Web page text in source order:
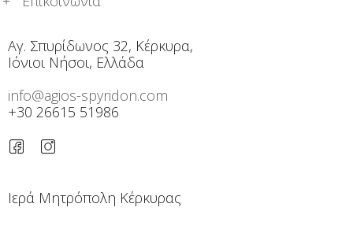
Αγ. Σπυρίδωνος 32, Κέρκυρα,
Ιόνιοι Νήσοι, Ελλάδα
info@agios-spyridon.com
+30 26615 51986
Ιερά Μητρόπολη Κέρκυρας